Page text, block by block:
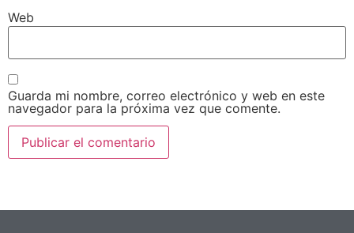
Web
Guarda mi nombre, correo electrónico y web en este
navegador para la próxima vez que comente.